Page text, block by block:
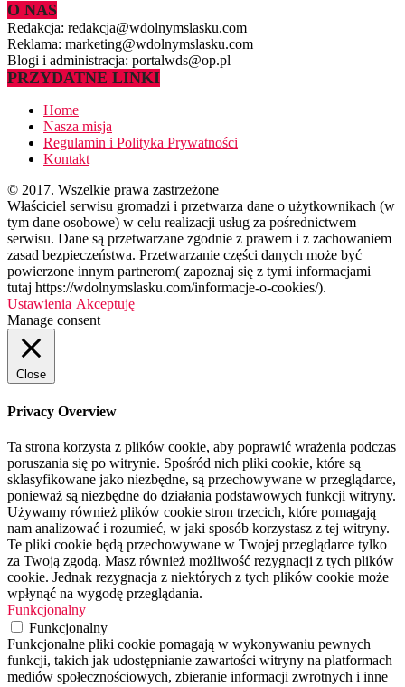
O NAS
Redakcja: redakcja@wdolnymslasku.com
Reklama: marketing@wdolnymslasku.com
Blogi i administracja: portalwds@op.pl
PRZYDATNE LINKI
Home
Nasza misja
Regulamin i Polityka Prywatności
Kontakt
© 2017. Wszelkie prawa zastrzeżone
Właściciel serwisu gromadzi i przetwarza dane o użytkownikach (w
tym dane osobowe) w celu realizacji usług za pośrednictwem
serwisu. Dane są przetwarzane zgodnie z prawem i z zachowaniem
zasad bezpieczeństwa. Przetwarzanie części danych może być
powierzone innym partnerom( zapoznaj się z tymi informacjami
tutaj https://wdolnymslasku.com/informacje-o-cookies/).
Ustawienia Akceptuję
Manage consent
Close
Privacy Overview
Ta strona korzysta z plików cookie, aby poprawić wrażenia podczas
poruszania się po witrynie. Spośród nich pliki cookie, które są
sklasyfikowane jako niezbędne, są przechowywane w przeglądarce,
ponieważ są niezbędne do działania podstawowych funkcji witryny.
Używamy również plików cookie stron trzecich, które pomagają
nam analizować i rozumieć, w jaki sposób korzystasz z tej witryny.
Te pliki cookie będą przechowywane w Twojej przeglądarce tylko
za Twoją zgodą. Masz również możliwość rezygnacji z tych plików
cookie. Jednak rezygnacja z niektórych z tych plików cookie może
wpłynąć na wygodę przeglądania.
Funkcjonalny
Funkcjonalny
Funkcjonalne pliki cookie pomagają w wykonywaniu pewnych
funkcji, takich jak udostępnianie zawartości witryny na platformach
mediów społecznościowych, zbieranie informacji zwrotnych i inne